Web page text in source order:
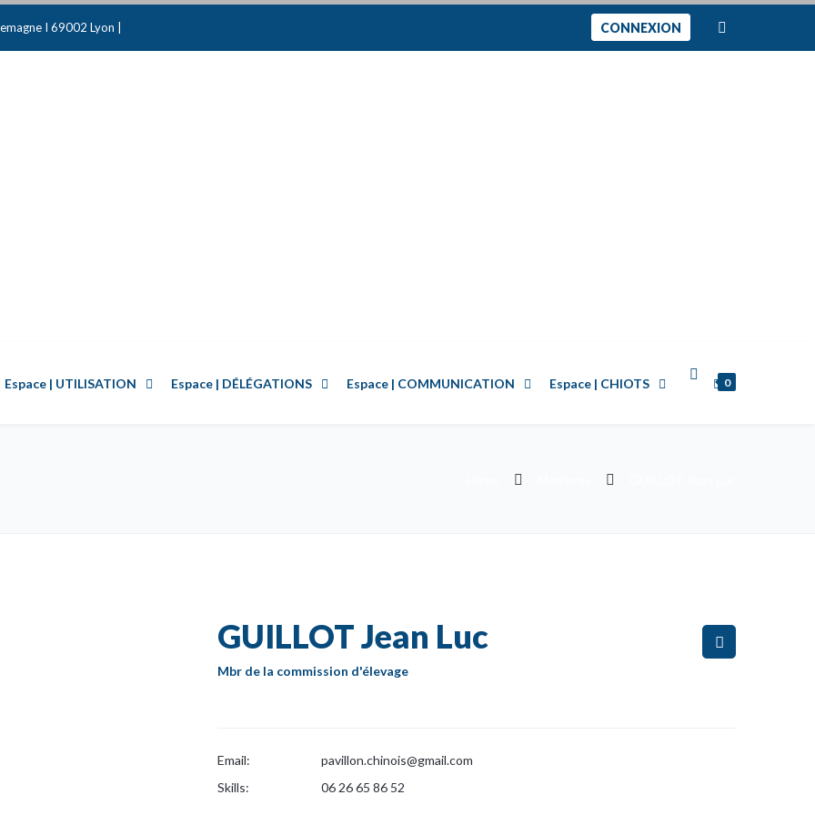
I 69002 Lyon | CONNEXION
0
Espace | UTILISATION Espace | DÉLÉGATIONS Espace | COMMUNICATION Espace | CHIOTS
GUILLOT Jean Luc
Mbr de la commission d'élevage
Email:
pavillon.chinois@gmail.com
Skills:
06 26 65 86 52